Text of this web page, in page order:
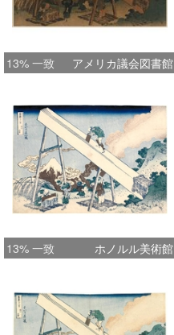
13% 一致 アメリカ議会図書館
13% 一致 ホノルル美術館